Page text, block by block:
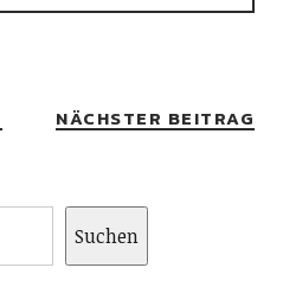
NÄCHSTER BEITRAG
Suchen